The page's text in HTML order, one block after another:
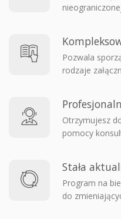
Pozwala
rodzaje
Otrzymujesz
pomocy
Stała
Program na
do